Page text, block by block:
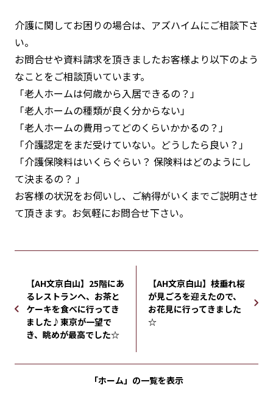
介護に関してお困りの場合は、アズハイムにご相談下さ
い。
お問合せや資料請求を頂きましたお客様より以下のよう
なことをご相談頂いています。
「老人ホームは何歳から入居できるの？」
「老人ホームの種類が良く分からない」
「老人ホームの費用ってどのくらいかかるの？」
「介護認定をまだ受けていない。どうしたら良い？」
「介護保険料はいくらぐらい？ 保険料はどのようにし
て決まるの？ 」
お客様の状況をお伺いし、ご納得がいくまでご説明させ
て頂きます。お気軽にお問合せ下さい。
【AH文京白山】25階にあ
るレストランへ、お茶と
ケーキを食べに行ってき
ました♪東京が一望で
き、眺めが最高でした☆
【AH文京白山】枝垂れ桜
が見ごろを迎えたので、
お花見に行ってきました
☆
「ホーム」の一覧を表示